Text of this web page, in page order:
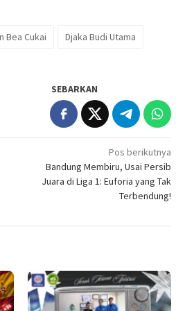
Bea Cukai
Djaka Budi Utama
SEBARKAN
Pos berikutnya
Bandung Membiru, Usai Persib
Juara di Liga 1: Euforia yang Tak
Terbendung!